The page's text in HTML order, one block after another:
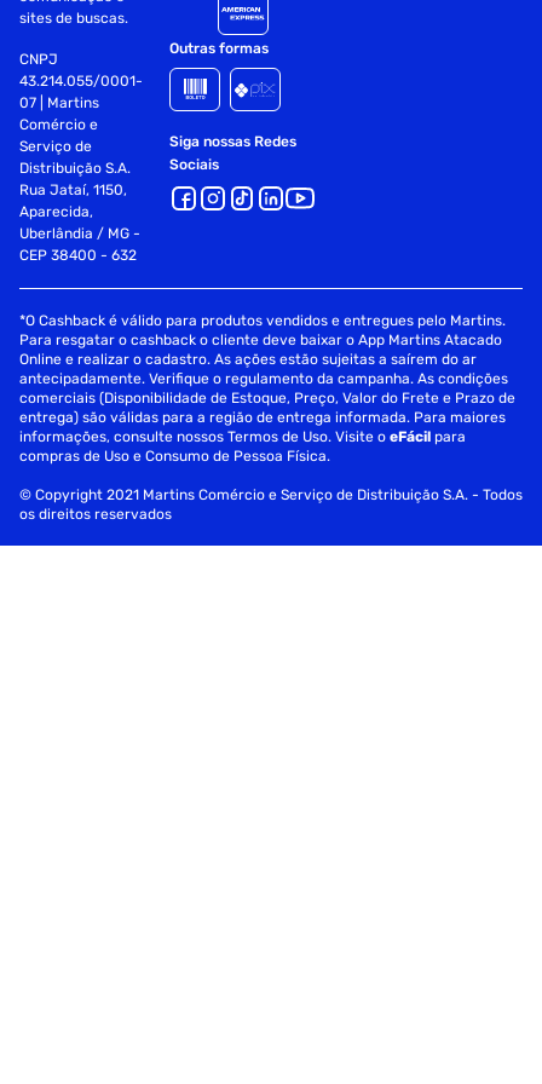
sites de buscas.
CNPJ
43.214.055/0001-
07 | Martins
Comércio e
Serviço de
Distribuição S.A.
Rua Jataí, 1150,
Aparecida,
Uberlândia / MG -
CEP 38400 - 632
Outras formas
Siga nossas Redes
Sociais
*O Cashback é válido para produtos vendidos e entregues pelo Martins.
Para resgatar o cashback o cliente deve baixar o App Martins Atacado
Online e realizar o cadastro. As ações estão sujeitas a saírem do ar
antecipadamente. Verifique o regulamento da campanha. As condições
comerciais (Disponibilidade de Estoque, Preço, Valor do Frete e Prazo de
entrega) são válidas para a região de entrega informada. Para maiores
informações, consulte nossos Termos de Uso. Visite oeFácil para
compras de Uso e Consumo de Pessoa Física.
© Copyright 2021 Martins Comércio e Serviço de Distribuição S.A. - Todos
os direitos reservados